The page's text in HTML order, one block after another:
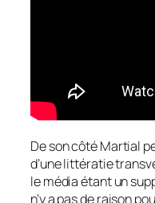
De son côté Martial
d’une littératie
le média étant un
n’y a pas de raison